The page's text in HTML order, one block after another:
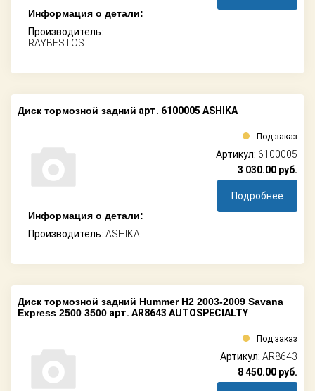
Информация о детали:
Производитель:
RAYBESTOS
Диск тормозной задний арт. 6100005 ASHIKA
Информация о детали:
Производитель: ASHIKA
Под заказ
Артикул: 6100005
3 030.00 руб.
Подробнее
Диск тормозной задний Hummer H2 2003-2009 Savana
Express 2500 3500 арт. AR8643 AUTOSPECIALTY
Под заказ
Артикул: AR8643
8 450.00 руб.